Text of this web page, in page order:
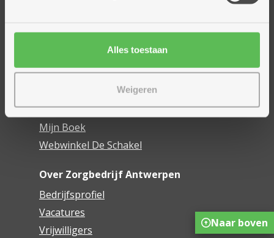
Alles toestaan
Weigeren
Assistentiewoningen
Mijn Zorgbedrijf
Onze innovaties
Mijn Boek
Webwinkel De Schakel
Over Zorgbedrijf Antwerpen
Bedrijfsprofiel
Vacatures
Vrijwilligers
Naar boven